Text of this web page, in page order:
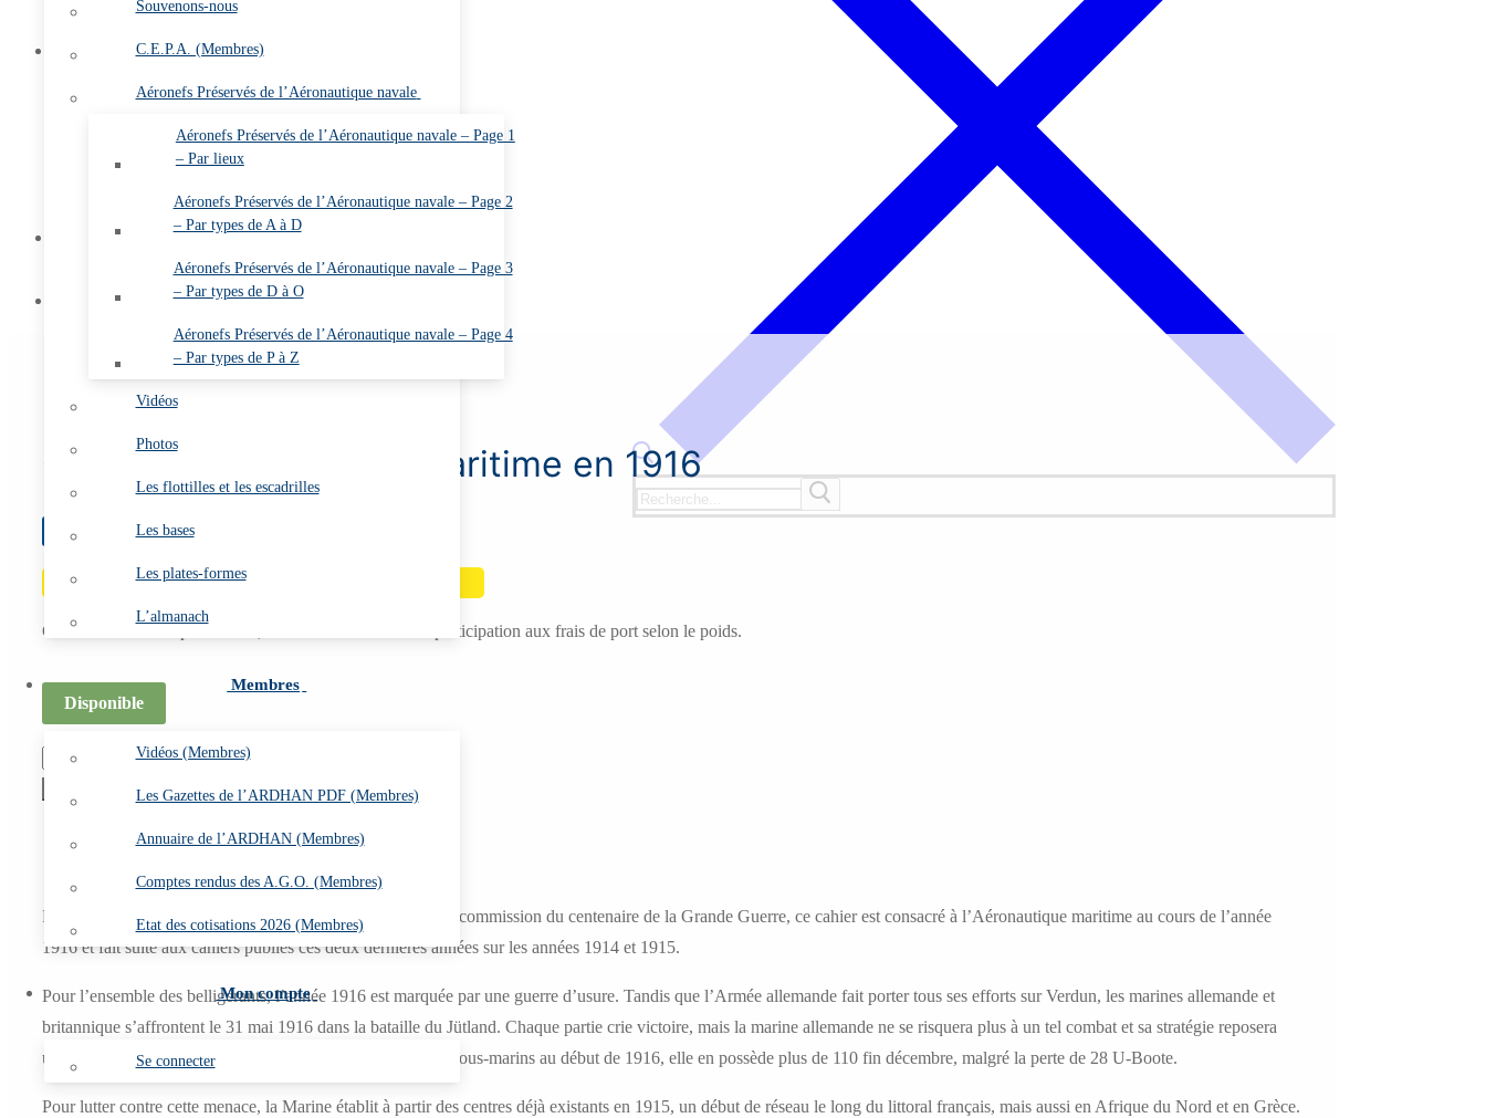
Rechercher
:
Souvenons-nous
C.E.P.A. (Membres)
Aéronefs Préservés de l’Aéronautique navale
Aéronefs Préservés de l’Aéronautique navale – Page 1
– Par lieux
Aéronefs Préservés de l’Aéronautique navale – Page 2
– Par types de A à D
Aéronefs Préservés de l’Aéronautique navale – Page 3
– Par types de D à O
Aéronefs Préservés de l’Aéronautique navale – Page 4
– Par types de P à Z
Vidéos
Photos
Les flottilles et les escadrilles
Les bases
Les plates-formes
L’almanach
Membres
Vidéos (Membres)
Les Gazettes de l’ARDHAN PDF (Membres)
Annuaire de l’ARDHAN (Membres)
Comptes rendus des A.G.O. (Membres)
Etat des cotisations 2026 (Membres)
Mon compte
Se connecter
L’almanach
Membres
Annuaire de l’ARDHAN (Membres)
Etat des cotisations 2026 (Membres)
Mon compte
Se connecter
Contact
C 29 – L’Aéronautique maritime en 1916
0
Offre spéciale !
Ces cahiers ne sont pas vendus, mais donnés contre une participation aux frais de port selon le poids.
Disponible
quantité
L'Aéronautique
maritime
1916
Ajouter au panier
Description
Réalisé à l’initiative de l’ARDHAN et avec le soutien de la commission du centenaire de la Grande Guerre, ce cahier est consacré à l’Aéronautique maritime au cours de l’année
1916 et fait suite aux cahiers publiés ces deux dernières années sur les années 1914 et 1915.
Pour l’ensemble des belligérants, l’année 1916 est marquée par une guerre d’usure. Tandis que l’Armée allemande fait porter tous ses efforts sur Verdun, les marines allemande et
britannique s’affrontent le 31 mai 1916 dans la bataille du Jütland. Chaque partie crie victoire, mais la marine allemande ne se risquera plus à un tel combat et sa stratégie reposera
uniquement sur la guerre sous-marine. Elle disposait de 41 sous-marins au début de 1916, elle en possède plus de 110 fin décembre, malgré la perte de 28 U-Boote.
Pour lutter contre cette menace, la Marine établit à partir des centres déjà existants en 1915, un début de réseau le long du littoral français, mais aussi en Afrique du Nord et en Grèce.